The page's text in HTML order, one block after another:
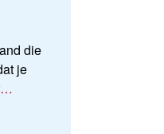
die
je